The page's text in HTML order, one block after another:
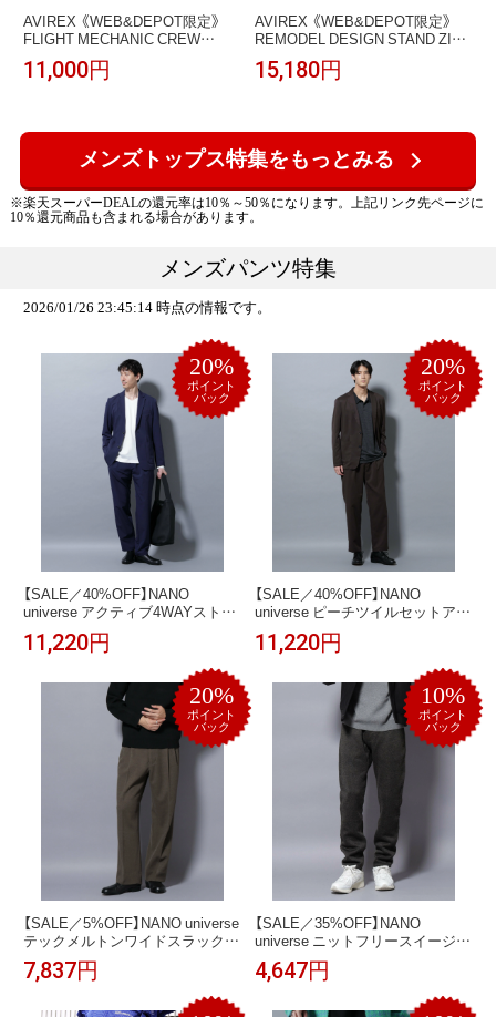
AVIREX 《WEB&DEPOT限定》
FLIGHT MECHANIC CREW
NECK SWEAT / フライト メカニ
ック クルーネック スウェット ア
ベージュ【送料無料】
11,000円
AVIREX 《WEB&DEPOT限定》
REMODEL DESIGN STAND ZIP
SWEAT/リモデル ジップ スウェ
ット アヴィレックス トップス カ
15,180円
メンズトップス特集をもっとみる
※楽天スーパーDEALの還元率は10％～50％になります。上記リンク先ページに
10％還元商品も含まれる場合があります。
メンズパンツ特集
20%
ポイント
バック
【SALE／40%OFF】NANO
universe アクティブ4WAYストレ
ッチドライ セットアップ ナノユ
ニバース スーツ・フォーマル セ
ットアップスーツ ネイビー グレ
ー ブラック【送料無料】
11,220円
20%
ポイント
バック
【SALE／40%OFF】NANO
universe ピーチツイルセットアッ
プ ナノユニバース スーツ・フォ
ーマル セットアップスーツ ネイ
ビー グレー ブラウン【送料無料】
11,220円
20%
ポイント
バック
【SALE／5%OFF】NANO universe
テックメルトンワイドスラックス
ナノユニバース パンツ その他の
パンツ グレー ブラック カーキグ
7,837円
10%
ポイント
バック
【SALE／35%OFF】NANO
universe ニットフリースイージー
パンツ(セットアップ可) ナノユニ
バース パンツ その他のパンツ グ
4,647円
2026/01/26 23:45:14 時点の情報です。